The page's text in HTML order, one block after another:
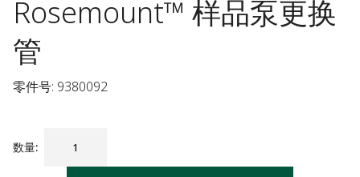
Rosemount™ 样品泵更换
管
零件号: 9380092
数量: